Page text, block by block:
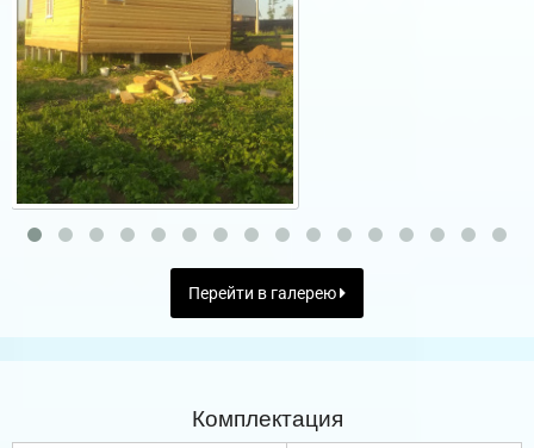
Перейти в галерею
Комплектация